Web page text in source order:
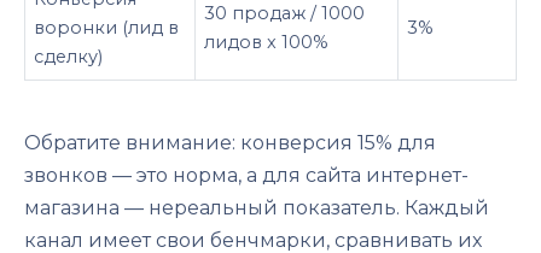
воронки (лид в
сделку)
30 продаж / 1000
лидов x 100%
3%
Обратите внимание: конверсия 15% для
звонков — это норма, а для сайта интернет-
магазина — нереальный показатель. Каждый
канал имеет свои бенчмарки, сравнивать их